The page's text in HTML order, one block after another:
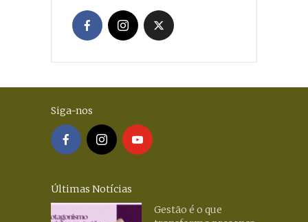
Siga-nos
Últimas Notícias
Gestão é o que